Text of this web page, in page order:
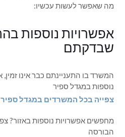
מה שאפשר לעשות עכשיו:
אפשרויות נוספות
שבדקתם
המשרד בו התעניינתם כבר אינו זמין,
נוספות במגדל ספיר
צפייה בכל המשרדים במגדל ספיר
מחפשים אפשרויות נוספות באזור?
הבורסה